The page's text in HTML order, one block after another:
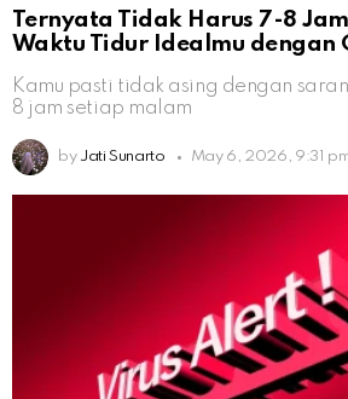
Ternyata Tidak Harus 7-8
Waktu Tidur Idealmu dengan
Kamu pasti tidak asing dengan
8 jam setiap malam
by Jati Sunarto May 6, 2026, 9:31